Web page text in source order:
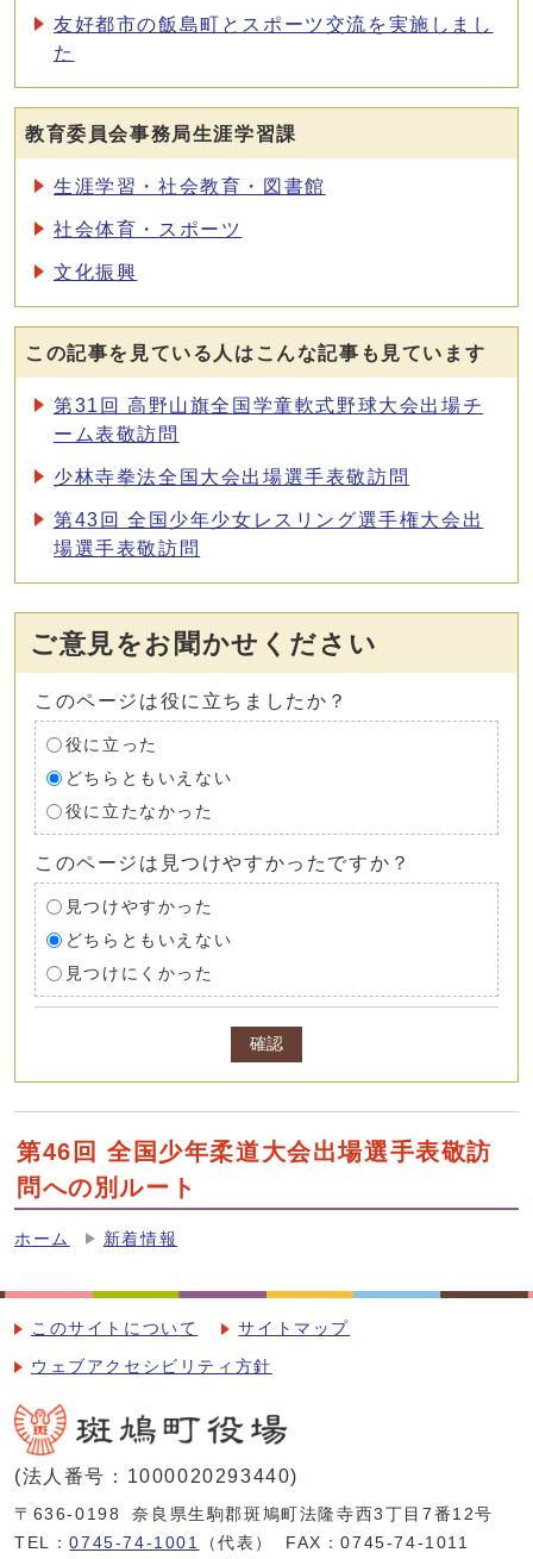
友好都市の飯島町とスポーツ交流を実施しまし
た
教育委員会事務局生涯学習課
生涯学習・社会教育・図書館
社会体育・スポーツ
文化振興
この記事を見ている人はこんな記事も見ています
第31回 高野山旗全国学童軟式野球大会出場チ
ーム表敬訪問
少林寺拳法全国大会出場選手表敬訪問
第43回 全国少年少女レスリング選手権大会出
場選手表敬訪問
ご意見をお聞かせください
このページは役に立ちましたか？
役に立った
どちらともいえない
役に立たなかった
このページは見つけやすかったですか？
見つけやすかった
どちらともいえない
見つけにくかった
確認
第46回 全国少年柔道大会出場選手表敬訪
問への別ルート
ホーム 新着情報
このサイトについて サイトマップ
ウェブアクセシビリティ方針
(法人番号：1000020293440)
〒636-0198
奈良県生駒郡斑鳩町法隆寺西3丁目7番12号
TEL：0745-74-1001 （代表） FAX：0745-74-1011